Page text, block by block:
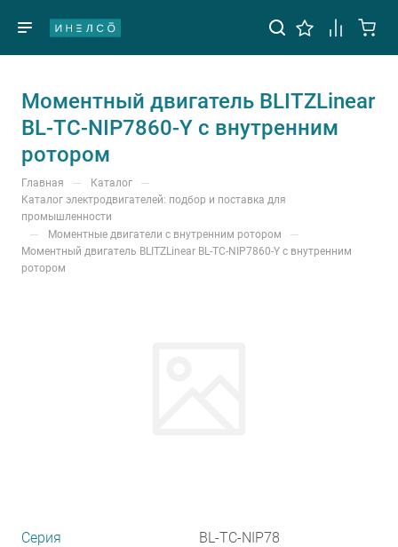
Моментный двигатель BLITZLinear
BL-TC-NIP7860-Y с внутренним
ротором
Главная — Каталог —
Каталог электродвигателей: подбор и поставка для
промышленности
— Моментные двигатели с внутренним ротором —
Моментный двигатель BLITZLinear BL-TC-NIP7860-Y с внутренним
ротором
Серия
BL-TC-NIP78